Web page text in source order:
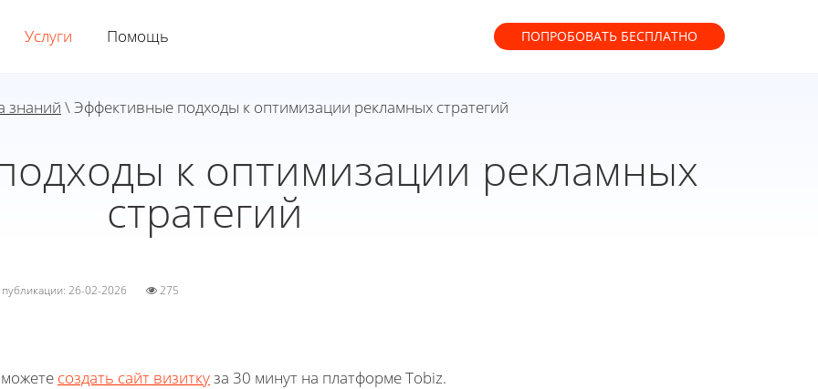
Услуги Помощь ПОПРОБОВАТЬ БЕСПЛАТНО
знаний \ Эффективные подходы к оптимизации рекламных стратегий
к оптимизации рекламных
стратегий
публикации: 26-02-2026 275
создать сайт визиткуза 30 минут на платформе Tobiz.